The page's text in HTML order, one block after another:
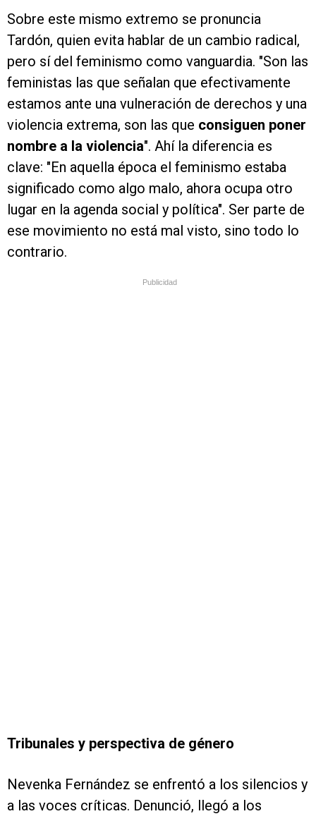
Sobre este mismo extremo se pronuncia
Tardón, quien evita hablar de un cambio radical,
pero sí del feminismo como vanguardia. "Son las
feministas las que señalan que efectivamente
estamos ante una vulneración de derechos y una
violencia extrema, son las que consiguen poner
nombre a la violencia". Ahí la diferencia es
clave: "En aquella época el feminismo estaba
significado como algo malo, ahora ocupa otro
lugar en la agenda social y política". Ser parte de
ese movimiento no está mal visto, sino todo lo
contrario.
Publicidad
Tribunales y perspectiva de género
Nevenka Fernández se enfrentó a los silencios y
a las voces críticas. Denunció, llegó a los